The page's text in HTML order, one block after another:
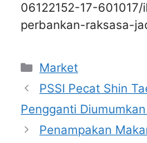
06122152-17-
perbankan-raksasa-
Kategori
Market
PSSI Pecat Shin
Pengganti
Penampakan